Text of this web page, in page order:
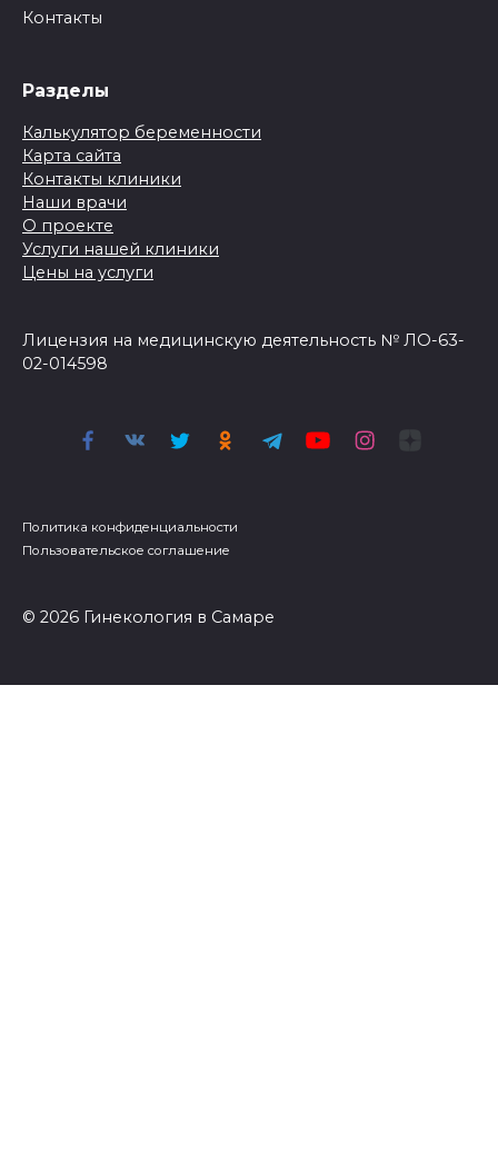
Контакты
Разделы
Калькулятор беременности
Карта сайта
Контакты клиники
Наши врачи
О проекте
Услуги нашей клиники
Цены на услуги
Лицензия на медицинскую деятельность № ЛО-63-
02-014598
Политика конфиденциальности
Пользовательское соглашение
© 2026 Гинекология в Самаре